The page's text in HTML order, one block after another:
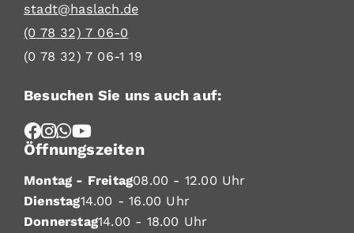
stadt@haslach.de
(0 78 32) 7 06-0
(0 78 32) 7 06-1 19
Besuchen Sie uns auch auf:
Öffnungszeiten
Montag - Freitag08.00 - 12.00 Uhr
Dienstag14.00 - 16.00 Uhr
Donnerstag14.00 - 18.00 Uhr